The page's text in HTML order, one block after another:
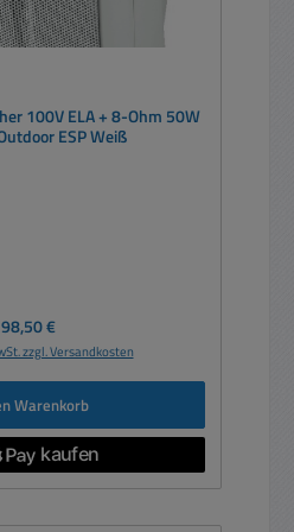
100V ELA + 8-Ohm 50W
ESP Weiß
Regulärer Preis:
98,50 €
zzgl. Versandkosten
Warenkorb